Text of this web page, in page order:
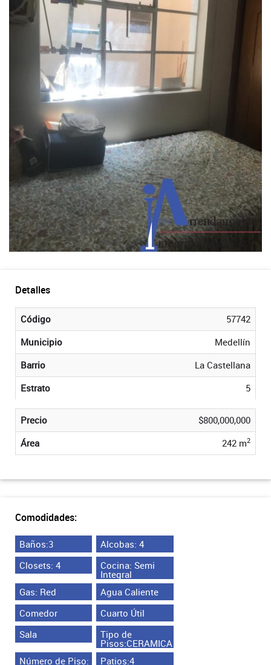
Detalles
Código
57742
Municipio
Medellín
Barrio
La Castellana
Estrato
5
Precio
$800,000,000
Área
242 m2
Comodidades:
Baños:3
Alcobas: 4
Closets: 4
Cocina: Semi
Integral
Gas: Red
Agua Caliente
Comedor
Cuarto Útil
Sala
Tipo de
Pisos:CERAMICA
Número de Piso:
Patios:4